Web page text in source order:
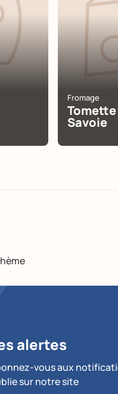
Fromage
Tomette
Savoie
alertes
vous aux
sur notre site